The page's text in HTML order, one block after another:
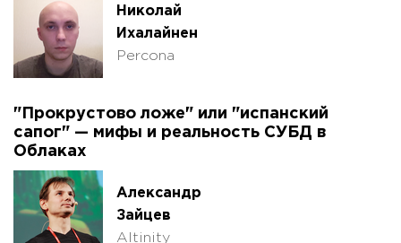
Николай
Ихалайнен
Percona
"Прокрустово ложе" или "испанский
сапог" — мифы и реальность СУБД в
Облаках
Александр
Зайцев
Altinity